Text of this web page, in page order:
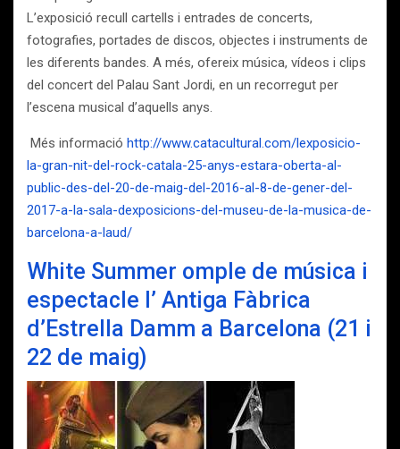
L’exposició recull cartells i entrades de concerts,
fotografies, portades de discos, objectes i instruments de
les diferents bandes. A més, ofereix música, vídeos i clips
del concert del Palau Sant Jordi, en un recorregut per
l’escena musical d’aquells anys.
Més informació http://www.catacultural.com/lexposicio-
la-gran-nit-del-rock-catala-25-anys-estara-oberta-al-
public-des-del-20-de-maig-del-2016-al-8-de-gener-del-
2017-a-la-sala-dexposicions-del-museu-de-la-musica-de-
barcelona-a-laud/
White Summer omple de música i
espectacle l’ Antiga Fàbrica
d’Estrella Damm a Barcelona (21 i
22 de maig)